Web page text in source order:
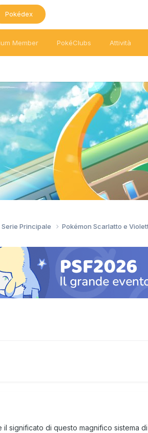
Pokédex
Member PokéClubs Attività
Principale Pokémon Scarlatto e
il significato di questo magnifico sistema di